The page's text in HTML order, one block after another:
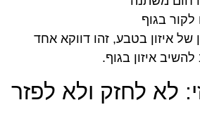
לקור בגוף
איזון בטבע, זהו דווקא אחד
איזון בגוף.
לא לחזק ולא לפזר